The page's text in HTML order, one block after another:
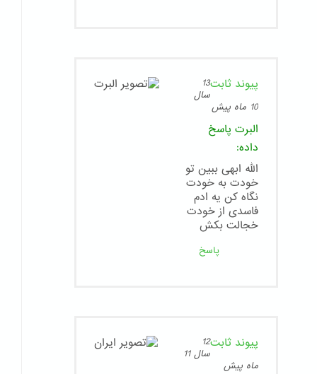
پیوند ثابت13
سال
10 ماه پیش
البرت پاسخ
داده:
الله ابهی ببین تو
خودت به خودت
نگاه کن یه ادم
فاسدی از خودت
خجالت بکش
پاسخ
پیوند ثابت12
سال 11
ماه پیش